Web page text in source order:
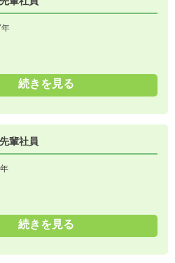
年
続きを見る
輩社員
続きを見る